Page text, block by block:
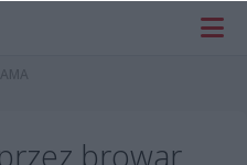
browar